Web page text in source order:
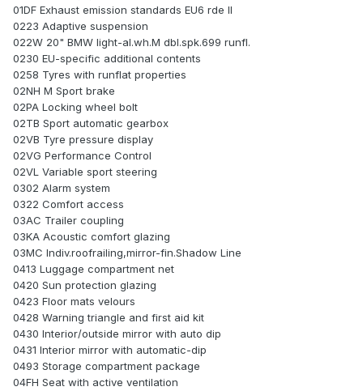
01DF Exhaust emission standards EU6 rde II
0223 Adaptive suspension
022W 20" BMW light-al.wh.M dbl.spk.699 runfl.
0230 EU-specific additional contents
0258 Tyres with runflat properties
02NH M Sport brake
02PA Locking wheel bolt
02TB Sport automatic gearbox
02VB Tyre pressure display
02VG Performance Control
02VL Variable sport steering
0302 Alarm system
0322 Comfort access
03AC Trailer coupling
03KA Acoustic comfort glazing
03MC Indiv.roofrailing,mirror-fin.Shadow Line
0413 Luggage compartment net
0420 Sun protection glazing
0423 Floor mats velours
0428 Warning triangle and first aid kit
0430 Interior/outside mirror with auto dip
0431 Interior mirror with automatic-dip
0493 Storage compartment package
04FH Seat with active ventilation